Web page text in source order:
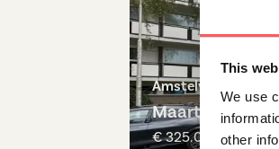
This
We use
other
Amstelveen
Maarten
€ 325.000 ,- k.k.